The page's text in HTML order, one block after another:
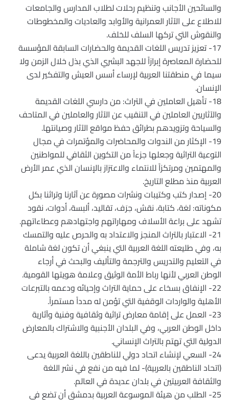
والسائحين الأجانب وتنظيم رحلات لطلاب المدارس والجامعات
للاطلاع على الآثار العمرانية والأوابد والعاديات والمخطوطات
والنقوش التي تركها السلف للخلف.
17- تعزيز تدريس اللغات القديمة والحضارات السابقة المؤسسة
للحضارة المعاصرة إبرازاً للجهد البشري الذي بذل خلال الزمن ولا
سيما في منطقتنا العربية لإرساء أسس العيش والتفكير لدى
الإنسان.
18- تأهيل العاملين في التراث: من دارسي اللغات القديمة
والآثاريين العاملين في التنقيب عن الآثار والعاملين في المتاحف
والسياحة وتزويدهم بطرائق حفظ مواقع الآثار وصيانتها.
19- الإكثار من الندوات والمحاضرات والمؤتمرات في مجال
التوعية التراثية وجعلها جزءاً من التكوين الثقافي للمواطنين
والمهتمين ومرتكزاً للانتماء والاعتزاز بالإنسان الذي عمر الأرض
العربية منذ مطلع التاريخ.
20- إصدار كتب وكتيبات ونشرات مصورة عن آثارنا وتراثنا بكل
مكوناته: لغة، كتابة، نقش، حِرَف، تقاليد، ألبسة، أدوات، نقود
تشهد على براعة الأسلاف ومهاراتهم واجتهادهم وعطاءاتهم.
21- الاعتبار بالتراث المنجز والاعتداد به والحرص عليه والتمسك
به، وفي طليعته اللغة العربية التي ينبغي أن تكون لغة شاملة
في التعليم والتدريس والترجمة والتأليف والبحث في أرجاء
الوطن العربي لأنها رباط الأمة الوثيق وعلامة هويتها القومية.
22- الإنفاق بسخاء على حماية التراث وإحيائه ودعمه بالتبرعات
الأهلية والواردات الوقفية التي تؤمن له مدداً مستمراً.
23- العمل على إقامة معارض تراثية وثقافية وفنية وآثارية
داخل الوطن العربي، وفي البلدان الأجنبية والاشتراك بالمعارض
الدولية التي تهتم بالتراث الإنساني.
24- السعي لإنشاء اتحاد دولي للناطقين باللغة العربية يدعى
(اتحاد الناطقين بالعربية)- لما فيه من نفع في نشر اللغة
والثقافة العربيتين في بلدان عديدة في العالم.
25- الطلب من هيئة الموسوعة العربية بدمشق أن تضع في